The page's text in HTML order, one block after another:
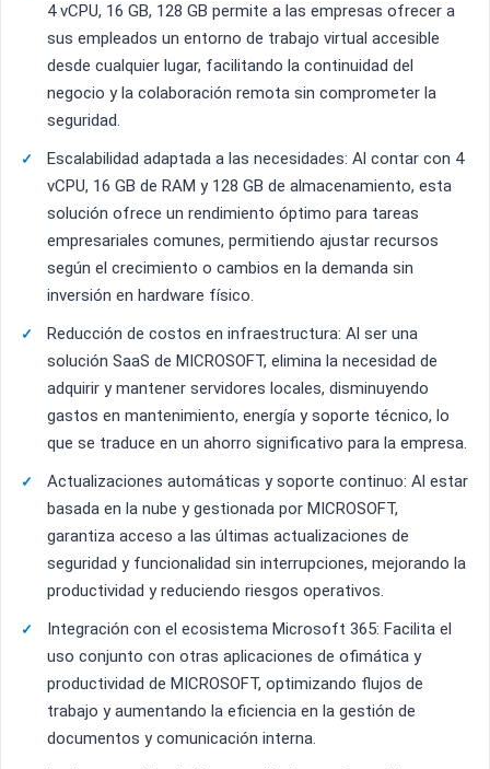
4 vCPU, 16 GB, 128 GB permite a las empresas ofrecer a
sus empleados un entorno de trabajo virtual accesible
desde cualquier lugar, facilitando la continuidad del
negocio y la colaboración remota sin comprometer la
seguridad.
Escalabilidad adaptada a las necesidades: Al contar con 4
vCPU, 16 GB de RAM y 128 GB de almacenamiento, esta
solución ofrece un rendimiento óptimo para tareas
empresariales comunes, permitiendo ajustar recursos
según el crecimiento o cambios en la demanda sin
inversión en hardware físico.
Reducción de costos en infraestructura: Al ser una
solución SaaS de MICROSOFT, elimina la necesidad de
adquirir y mantener servidores locales, disminuyendo
gastos en mantenimiento, energía y soporte técnico, lo
que se traduce en un ahorro significativo para la empresa.
Actualizaciones automáticas y soporte continuo: Al estar
basada en la nube y gestionada por MICROSOFT,
garantiza acceso a las últimas actualizaciones de
seguridad y funcionalidad sin interrupciones, mejorando la
productividad y reduciendo riesgos operativos.
Integración con el ecosistema Microsoft 365: Facilita el
uso conjunto con otras aplicaciones de ofimática y
productividad de MICROSOFT, optimizando flujos de
trabajo y aumentando la eficiencia en la gestión de
documentos y comunicación interna.